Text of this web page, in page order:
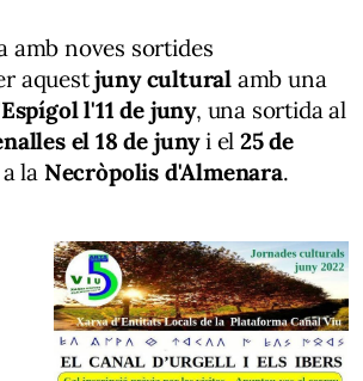
amb noves sortides
aquestjuny culturalamb una
l'11 de juny, una sortida al
el 18 de junyi el25 de
la Necròpolis d'Almenara.